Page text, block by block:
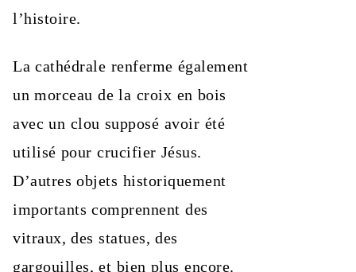
l’histoire.
La cathédrale renferme également
un morceau de la croix en bois
avec un clou supposé avoir été
utilisé pour crucifier Jésus.
D’autres objets historiquement
importants comprennent des
vitraux, des statues, des
gargouilles, et bien plus encore.